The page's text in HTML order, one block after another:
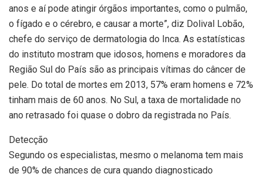
anos e aí pode atingir órgãos importantes, como o pulmão,
o fígado e o cérebro, e causar a morte”, diz Dolival Lobão,
chefe do serviço de dermatologia do Inca. As estatísticas
do instituto mostram que idosos, homens e moradores da
Região Sul do País são as principais vítimas do câncer de
pele. Do total de mortes em 2013, 57% eram homens e 72%
tinham mais de 60 anos. No Sul, a taxa de mortalidade no
ano retrasado foi quase o dobro da registrada no País.
Detecção
Segundo os especialistas, mesmo o melanoma tem mais
de 90% de chances de cura quando diagnosticado